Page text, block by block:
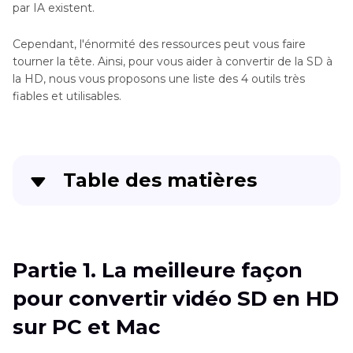
par IA existent.
Cependant, l'énormité des ressources peut vous faire
tourner la tête. Ainsi, pour vous aider à convertir de la SD à
la HD, nous vous proposons une liste des 4 outils très
fiables et utilisables.
Table des matières
Partie 2. Convertir vidéo SD en HD
gratuitement en ligne avec Flixier
Partie 3. 2 applications pour convertir une vidéo
Partie 1. La meilleure façon
pour convertir vidéo SD en HD
sur PC et Mac